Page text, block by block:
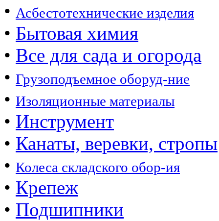
• Асбестотехнические изделия
• Бытовая химия
• Все для сада и огорода
• Грузоподъемное оборуд-ние
• Изоляционные материалы
• Инструмент
• Канаты, веревки, стропы
• Колеса складского обор-ия
• Крепеж
• Подшипники